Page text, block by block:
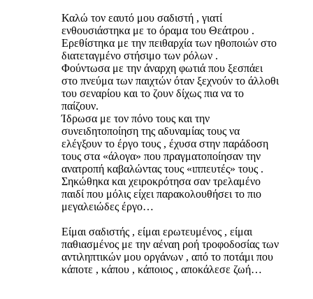
Καλώ τον εαυτό μου σαδιστή , γιατί
ενθουσιάστηκα με το όραμα του Θεάτρου .
Ερεθίστηκα με την πειθαρχία των ηθοποιών στο
διατεταγμένο στήσιμο των ρόλων .
Φούντωσα με την άναρχη φωτιά που ξεσπάει
στο πνεύμα των παιχτών όταν ξεχνούν το άλλοθι
του σεναρίου και το ζουν δίχως πια να το
παίζουν.
Ίδρωσα με τον πόνο τους και την
συνειδητοποίηση της αδυναμίας τους να
ελέγξουν το έργο τους , έχυσα στην παράδοση
τους στα «άλογα» που πραγματοποίησαν την
ανατροπή καβαλώντας τους «ιππευτές» τους .
Σηκώθηκα και χειροκρότησα σαν τρελαμένο
παιδί που μόλις είχει παρακολουθήσει το πιο
μεγαλειώδες έργο…
Είμαι σαδιστής , είμαι ερωτευμένος , είμαι
παθιασμένος με την αέναη ροή τροφοδοσίας των
αντιληπτικών μου οργάνων , από το ποτάμι που
κάποτε , κάπου , κάποιος , αποκάλεσε ζωή…